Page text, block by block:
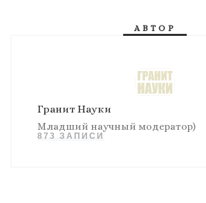
АВТОР
Гранит Науки
Младший научный модератор)
873 ЗАПИСИ